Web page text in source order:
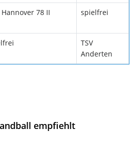
Hannover 78 II spielfrei
TSV
Anderten
empfiehlt